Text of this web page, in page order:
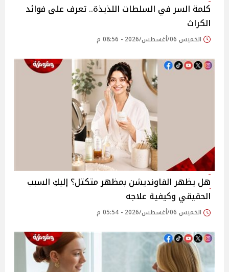
كلمة السر في السلطات اللذيذة.. تعرف على فوائد
الكراث
الخميس 06/أغسطس/2026 - 08:56 م
هل يظهر الفاونديشن بمظهر متكتل؟ إليكِ السبب
الحقيقي وكيفية علاجه
الخميس 06/أغسطس/2026 - 05:54 م